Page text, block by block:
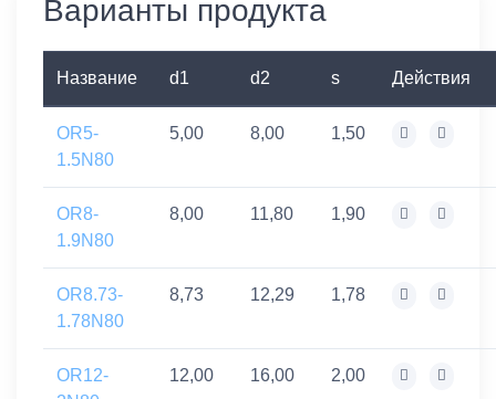
Варианты продукта
Название d1 d2 s Действия
OR5-
1.5N80
5,00 8,00 1,50
OR8-
1.9N80
8,00 11,80 1,90
OR8.73-
1.78N80
8,73 12,29 1,78
OR12-
12,00 16,00 2,00